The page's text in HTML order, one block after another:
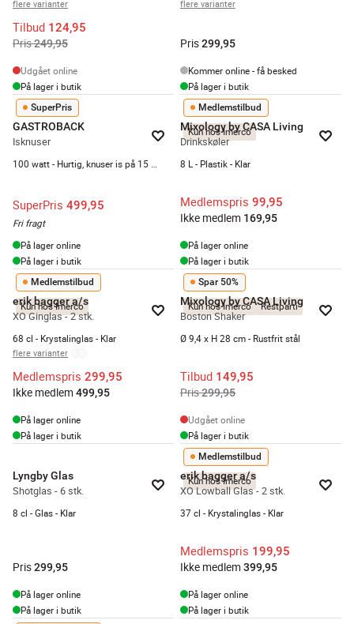
flere varianter
Tilbud 124,95
Pris249,95
Udgået online
På lager i butik
flere varianter
Pris299,95
Kommer online - få besked
På lager i butik
SuperPris
GASTROBACK
Isknuser
SuperPris 499,95
Fri fragt
På lager online
På lager i butik
Kun hos Imerco
Medlemstilbud
Mixology by CASA Living
Drinkskøler
8 L - Plastik - Klar
Medlemspris 99,95
Ikke medlem 169,95
På lager online
På lager i butik
Kun hos Imerco
Medlemstilbud
erik bagger a/s
XO Ginglas - 2 stk.
68 cl - Krystalinglas - Klar
flere varianter
Medlemspris 299,95
Ikke medlem 499,95
På lager online
På lager i butik
Kun hos Imerco Restparti
Spar 50%
Mixology by CASA Living
Boston Shaker
Ø 9,4 x H 28 cm - Rustfrit stål
Tilbud 149,95
Pris299,95
Udgået online
På lager i butik
Lyngby Glas
Shotglas - 6 stk.
8 cl - Glas - Klar
Pris299,95
På lager online
På lager i butik
Kun hos Imerco
Medlemstilbud
erik bagger a/s
XO Lowball Glas - 2 stk.
37 cl - Krystalinglas - Klar
Medlemspris 199,95
Ikke medlem 399,95
På lager online
På lager i butik